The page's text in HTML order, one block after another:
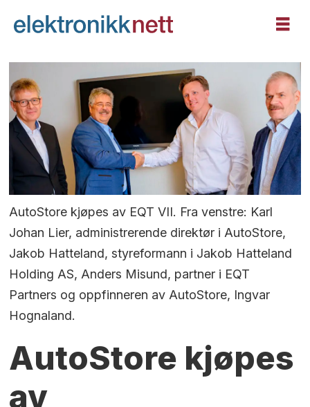
AutoStore kjøpes av EQT VII. Fra venstre: Karl
Johan Lier, administrerende direktør i AutoStore,
Jakob Hatteland, styreformann i Jakob Hatteland
Holding AS, Anders Misund, partner i EQT
Partners og oppfinneren av AutoStore, Ingvar
Hognaland.
AutoStore kjøpes
av